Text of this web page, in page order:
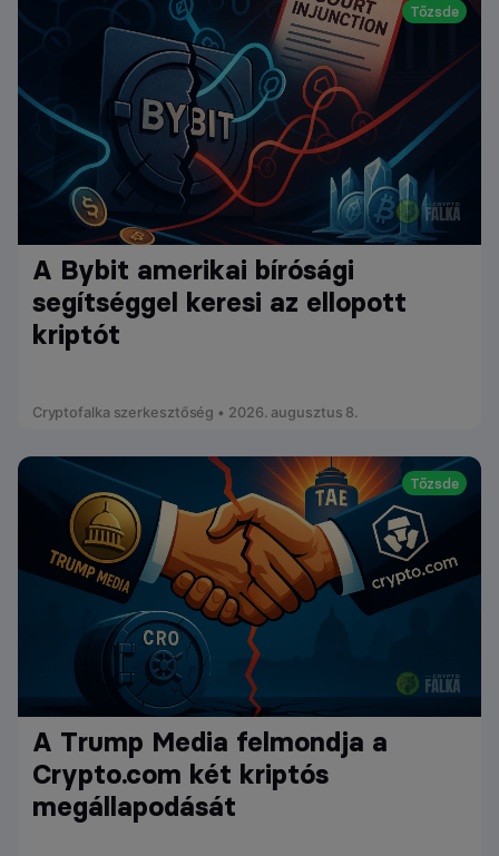
Tőzsde
A Bybit amerikai bírósági
segítséggel keresi az ellopott
kriptót
Cryptofalka szerkesztőség • 2026. augusztus 8.
Tőzsde
A Trump Media felmondja a
Crypto.com két kriptós
megállapodását